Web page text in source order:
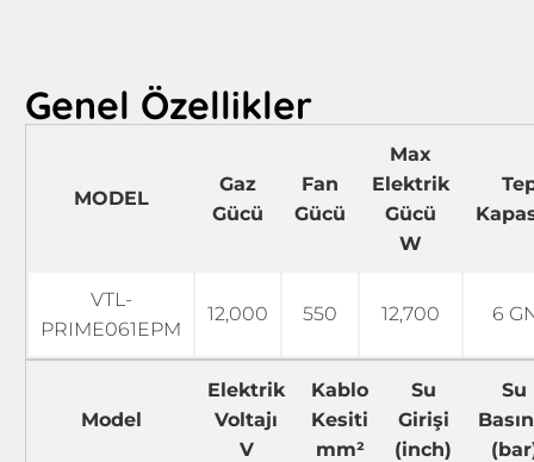
Genel Özellikler
MODEL
Gaz
Gücü
Fan
Gücü
Max
Elektrik
Gücü
W
VTL-
PRIME061EPM
12,000 550 12,700 6
Model
Elektrik
Voltajı
V
Kablo
Kesiti
mm²
Su
Girişi
(inch)
Su